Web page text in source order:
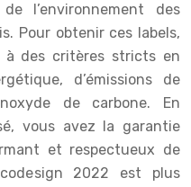
l’environnement des
Pour obtenir ces labels,
à des critères stricts en
d’émissions de
de carbone. En
vous avez la garantie
et respectueux de
2022 est plus